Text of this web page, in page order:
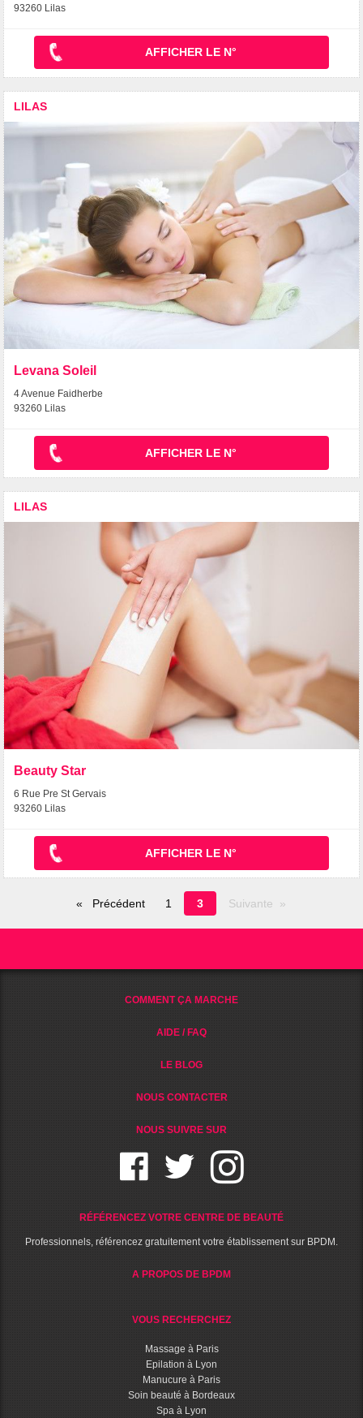
93260 Lilas
AFFICHER LE N°
LILAS
Levana Soleil
4 Avenue Faidherbe
93260 Lilas
AFFICHER LE N°
LILAS
Beauty Star
6 Rue Pre St Gervais
93260 Lilas
AFFICHER LE N°
Précédent 1
Page
en
3 Suivante
COMMENT ÇA MARCHE
AIDE / FAQ
LE BLOG
NOUS CONTACTER
NOUS SUIVRE SUR
RÉFÉRENCEZ VOTRE CENTRE DE BEAUTÉ
Professionnels, référencez gratuitement votre établissement sur BPDM.
A PROPOS DE BPDM
VOUS RECHERCHEZ
Massage à Paris
Epilation à Lyon
Manucure à Paris
Soin beauté à Bordeaux
Spa à Lyon